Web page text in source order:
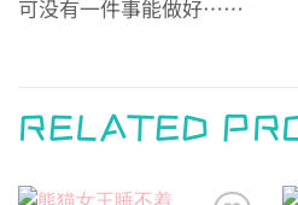
可没有一件事能做好……
RELATED